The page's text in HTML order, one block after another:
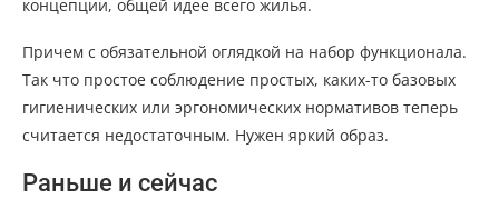
концепции, общей идее всего жилья.
Причем с обязательной оглядкой на набор функционала.
Так что простое соблюдение простых, каких-то базовых
гигиенических или эргономических нормативов теперь
считается недостаточным. Нужен яркий образ.
Раньше и сейчас